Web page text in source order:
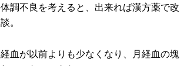
調不良を考えると、出来れば漢方薬で改
。
血が以前よりも少なくなり、月経血の塊